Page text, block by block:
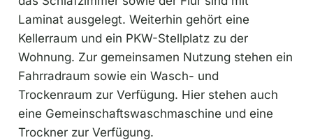
Laminat ausgelegt. Weiterhin gehört eine
Kellerraum und ein PKW-Stellplatz zu der
Wohnung. Zur gemeinsamen Nutzung stehen ein
Fahrradraum sowie ein Wasch- und
Trockenraum zur Verfügung. Hier stehen auch
eine Gemeinschaftswaschmaschine und eine
Trockner zur Verfügung.